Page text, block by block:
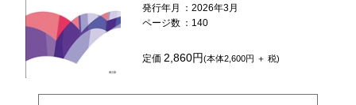
発行年月
：2026年3月
ページ数 ：140
定価2,860円(本体2,600円 ＋ 税)